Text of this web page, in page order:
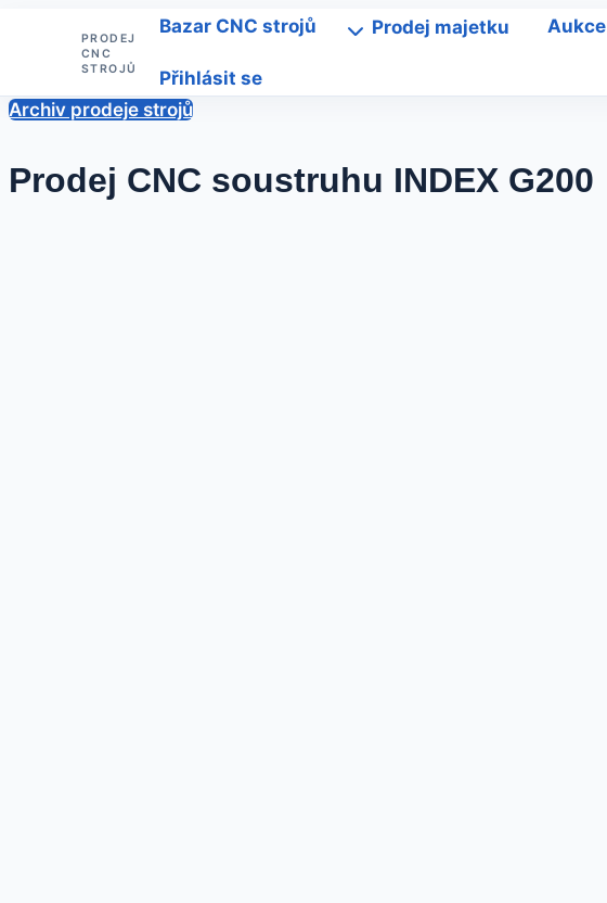
PRODEJ
CNC
STROJŮ
Bazar CNC strojů Prodej majetku Aukce
Přihlásit se
Archiv prodeje strojů
Prodej CNC soustruhu INDEX G200